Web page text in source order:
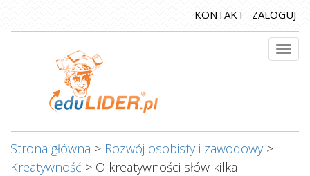
do
KONTAKT ZALOGUJ
Strona główna > Rozwój osobisty i zawodowy >
Kreatywność > O kreatywności słów kilka